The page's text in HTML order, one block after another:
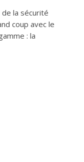
de la sécurité
coup avec le
: la